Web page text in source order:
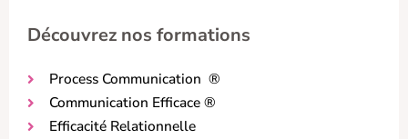
Découvrez nos formations
Process Communication ®
Communication Efficace ®
Efficacité Relationnelle